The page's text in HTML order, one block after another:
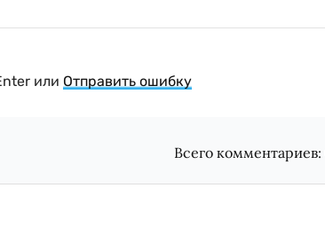
или Отправить ошибку
Всего комментариев: